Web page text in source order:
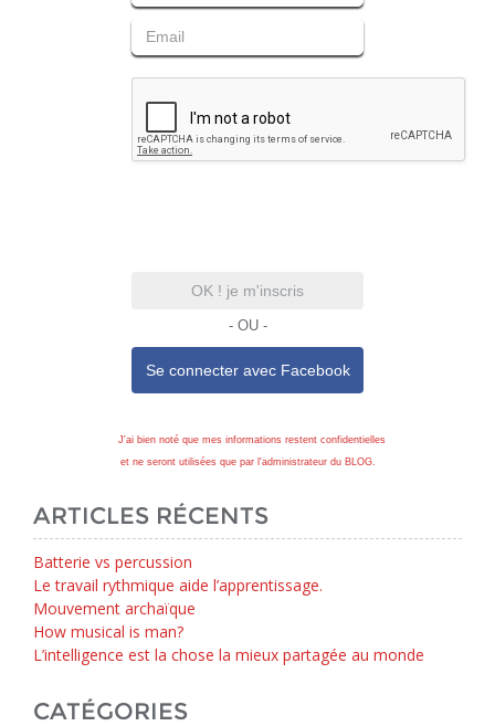
OK ! je m'inscris
- OU -
Se connecter avec Facebook
J'ai bien noté que mes informations restent confidentielles
et ne seront utilisées que par l'administrateur du BLOG.
ARTICLES RÉCENTS
Batterie vs percussion
Le travail rythmique aide l’apprentissage.
Mouvement archaïque
How musical is man?
L’intelligence est la chose la mieux partagée au monde
CATÉGORIES